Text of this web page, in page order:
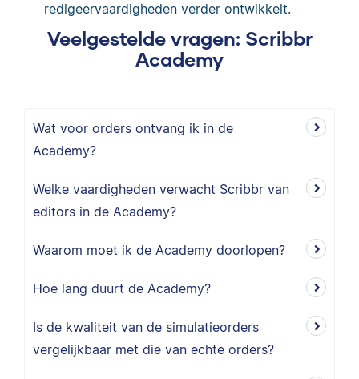
redigeervaardigheden verder ontwikkelt.
Veelgestelde vragen: Scribbr
Academy
Wat voor orders ontvang ik in de
Academy?
Welke vaardigheden verwacht Scribbr van
editors in de Academy?
Waarom moet ik de Academy doorlopen?
Hoe lang duurt de Academy?
Is de kwaliteit van de simulatieorders
vergelijkbaar met die van echte orders?